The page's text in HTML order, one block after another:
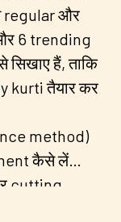
regular और
6 trending
हैं, ताकि
kurti तैयार कर
method)
कैसे लें
cutting